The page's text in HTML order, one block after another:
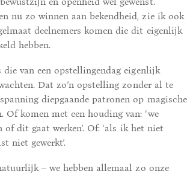
nu zo winnen aan bekendheid, zie ik ook
deelnemers komen die dit eigenlijk
hebben.
van een opstellingendag eigenlijk
Dat zo’n opstelling zonder al te
diepgaande patronen op magische
Of komen met een houding van: ‘we
of dit gaat werken’. Of: ‘als ik het niet
niet gewerkt’.
– we hebben allemaal zo onze